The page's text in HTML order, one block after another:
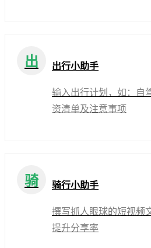
出 出行小助手
输入出行计划，如：自
资清单及注意事项
骑 骑行小助手
撰写抓人眼球的短视频
提升分享率